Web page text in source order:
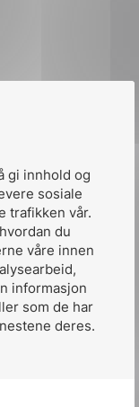
gi innhold og
sosiale
trafikken vår.
du
våre innen
informasjon
som de har
deres.